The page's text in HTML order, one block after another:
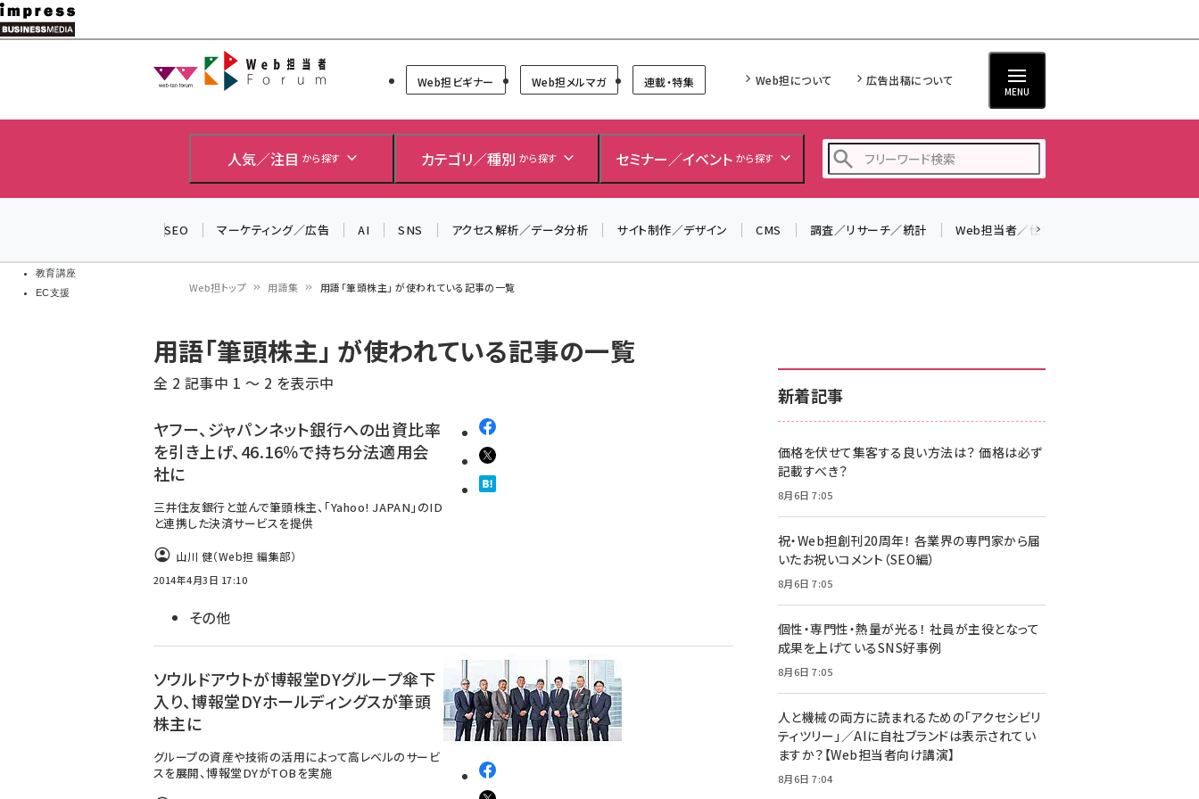
メ
イ
教育講座
EC支援
Web担当者Forum
Web担ビギナー Web担メルマガ 連載・特集 Web担について 広告出稿について
MENU
人気／注目 から探す カテゴリ／種別 から探す セミナー／イベント から探す
z世代 (1622)
meo (1275)
SEO マーケティング／広告 AI SNS アクセス解析／データ分析 サイト制作／デザイン CMS 調査／リサーチ／統計 Web担当者／仕事
ン
く
ず
Web担トップ 用語集 用語「筆頭株主」 が使われている記事の一覧
用語「筆頭株主」 が使われている記事の一覧
全 2 記事中 1 ～ 2 を表示中
ヤフー、ジャパンネット銀行への出資比率
を引き上げ、46.16％で持ち分法適用会
社に
三井住友銀行と並んで筆頭株主、「Yahoo! JAPAN」のID
と連携した決済サービスを提供
山川 健（Web担 編集部）
2014年4月3日 17:10
その他
ソウルドアウトが博報堂DYグループ傘下
入り、博報堂DYホールディングスが筆頭
株主に
グループの資産や技術の活用によって高レベルのサービ
スを展開、博報堂DYがTOBを実施
新着記事
価格を伏せて集客する良い方法は？ 価格は必ず
記載すべき？
8月6日 7:05
祝・Web担創刊20周年！ 各業界の専門家から届
いたお祝いコメント（SEO編）
8月6日 7:05
個性・専門性・熱量が光る！ 社員が主役となって
成果を上げているSNS好事例
8月6日 7:05
人と機械の両方に読まれるための「アクセシビリ
ティツリー」／AIに自社ブランドは表示されてい
ますか？【Web担当者向け講演】
8月6日 7:04